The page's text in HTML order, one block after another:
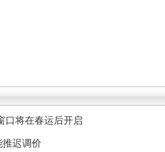
口将在春运后开启
推迟调价